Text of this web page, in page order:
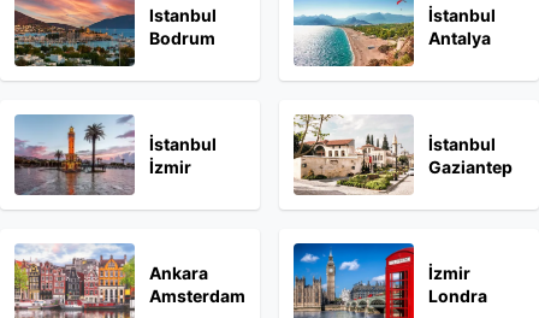
Istanbul
Bodrum
İstanbul
Antalya
İstanbul
İzmir
İstanbul
Gaziantep
Ankara
Amsterdam
İzmir
Londra